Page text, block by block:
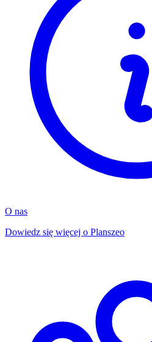
O nas
Dowiedz się więcej o Planszeo